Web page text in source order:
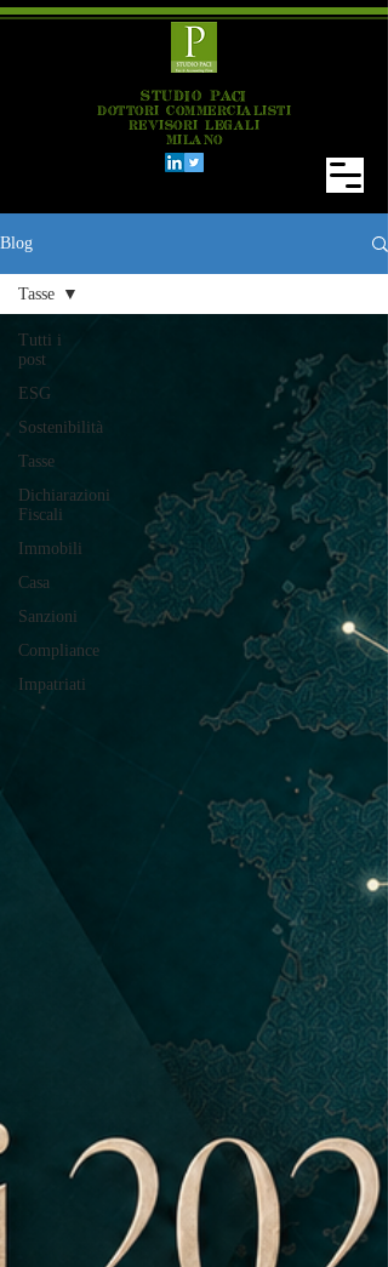
STUDIO PACI
DOTTORI COMMERCIALISTI
REVISORI LEGALI
MILANO
Blog
Tutti i
post
ESG
Sostenibilità
Tasse
Dichiarazioni
Fiscali
Immobili
Casa
Sanzioni
Compliance
Impatriati
Tasse